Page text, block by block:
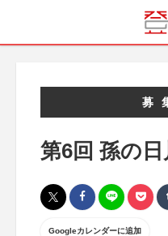
募
第6回 孫の
Googleカレンダーに追加